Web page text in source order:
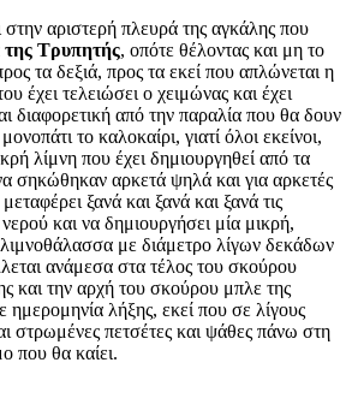
στην αριστερή πλευρά της αγκάλης που
της Τρυπητής, οπότε θέλοντας και μη το
τα δεξιά, προς τα εκεί που απλώνεται η
έχει τελειώσει ο χειμώνας και έχει
διαφορετική από την παραλία που θα δουν
το καλοκαίρι, γιατί όλοι εκείνοι,
λίμνη που έχει δημιουργηθεί από τα
σηκώθηκαν αρκετά ψηλά και για αρκετές
ξανά και ξανά και ξανά τις
και να δημιουργήσει μία μικρή,
με διάμετρο λίγων δεκάδων
ανάμεσα στα τέλος του σκούρου
και την αρχή του σκούρου μπλε της
ημερομηνία λήξης, εκεί που σε λίγους
στρωμένες πετσέτες και ψάθες πάνω στη
που θα καίει.